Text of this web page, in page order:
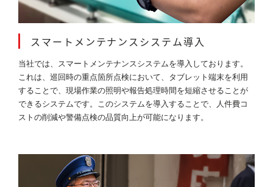
スマートメンテナンスシステム導入
当社では、スマートメンテナンスシステムを導入しております。
これは、巡回時の重点箇所点検において、タブレット端末を利用
することで、現場作業の照明や報告処理時間を短縮させることが
できるシステムです。このシステムを導入することで、人件費コ
ストの削減や警備点検の品質向上が可能になります。